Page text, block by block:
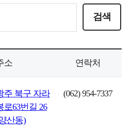
소 연락처
주 북구 자라
로63번길 26
산동)
(062) 954-7337